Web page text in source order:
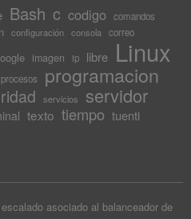
Bash c codigo
comandos
configuración consola correo
imagen ip libre Linux
procesos programacion
servicios servidor
texto tiempo tuenti
asociado al balanceador de